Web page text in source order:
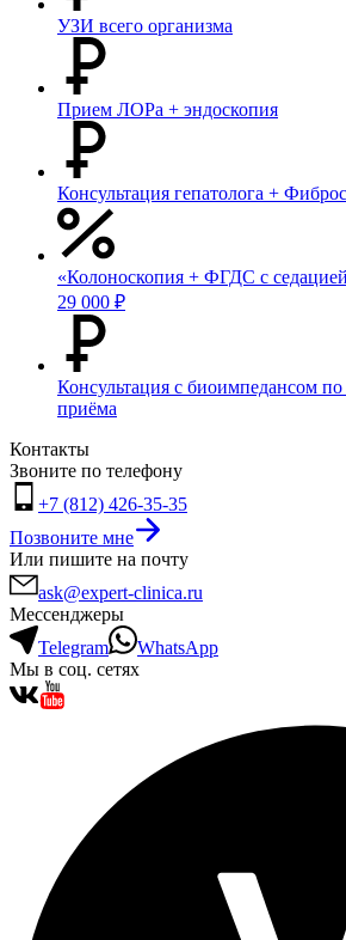
УЗИ всего организма
Прием ЛОРа + эндоскопия
Консультация гепатолога +
«Колоноскопия + ФГДС с
29 000 ₽
Консультация с биоимпедансом
приёма
Контакты
Звоните по телефону
+7 (812) 426-35-35
Позвоните мне
Или пишите на почту
ask@expert-clinica.ru
Мессенджеры
Telegram
WhatsApp
Мы в соц. сетях